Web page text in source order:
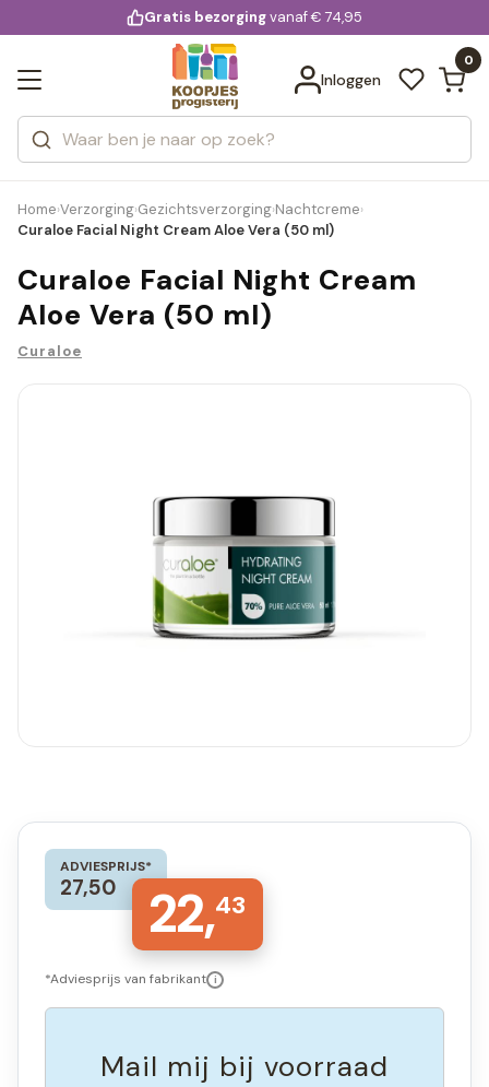
voor 20:00 uur besteld
Gratis bezorgingvanaf € 74,95
Inloggen
0
Zoeken
Categorieën
Merken
Bekijk alle resultaten
Home›Verzorging›Gezichtsverzorging›Nachtcreme›
Curaloe Facial Night Cream Aloe Vera (50 ml)
Curaloe Facial Night Cream
Aloe Vera (50 ml)
Curaloe
ADVIESPRIJS*
27,50 22,43
*Adviesprijs van fabrikant i
Mail mij bij voorraad